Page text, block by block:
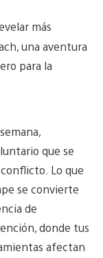
más
una aventura
para la
que se
Lo que
se convierte
de
donde tus
afectan